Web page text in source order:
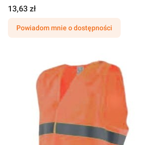
13,63 zł
Powiadom mnie o dostępności